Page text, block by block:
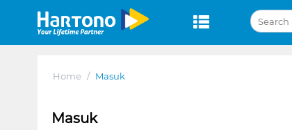
Home / Masuk
Masuk